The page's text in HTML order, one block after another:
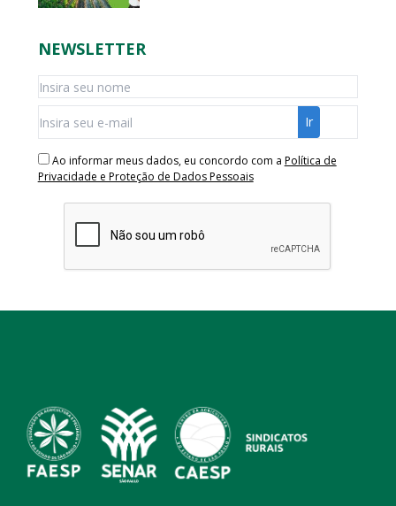
NEWSLETTER
Ao informar meus dados, eu concordo com a Política de
Privacidade e Proteção de Dados Pessoais